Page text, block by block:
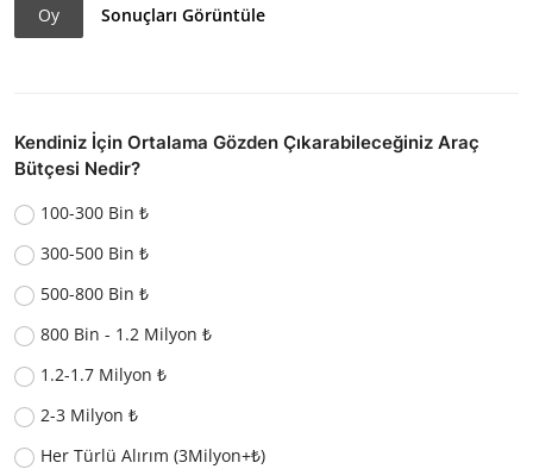
Oy Sonuçları Görüntüle
Kendiniz İçin Ortalama Gözden Çıkarabileceğiniz Araç
Bütçesi Nedir?
100-300 Bin ₺
300-500 Bin ₺
500-800 Bin ₺
800 Bin - 1.2 Milyon ₺
1.2-1.7 Milyon ₺
2-3 Milyon ₺
Her Türlü Alırım (3Milyon+₺)